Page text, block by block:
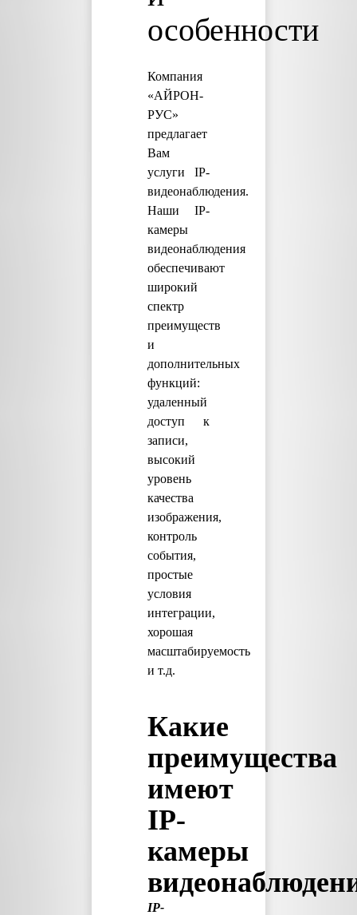
особенности
Компания
«АЙРОН-
РУС»
предлагает
Вам
услуги IP-
видеонаблюдения.
Наши IP-
камеры
видеонаблюдения
обеспечивают
широкий
спектр
преимуществ
и
дополнительных
функций:
удаленный
доступ к
записи,
высокий
уровень
качества
изображения,
контроль
события,
простые
условия
интеграции,
хорошая
масштабируемость
и т.д.
Какие
преимущества
имеют
IP-
камеры
IP-